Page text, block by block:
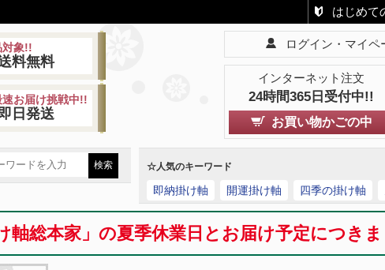
はじめて
対象!!
料無料
速お届け挑戦中!!
日発送
ログイン・マイペ
インターネット注文
24時間365日受付中!!
お買い物かごの中
☆人気のキーワード
即納掛け軸 開運掛け軸 四季の掛け軸
け軸総本家」の夏季休業日とお届け予定につ